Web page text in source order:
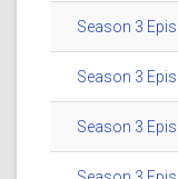
Season 3
Season 3
Season 3